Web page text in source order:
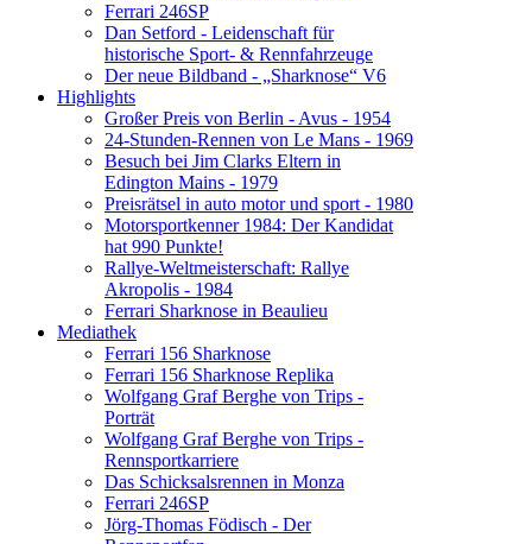
Ferrari 246SP
Dan Setford - Leidenschaft für
historische Sport- & Rennfahrzeuge
Der neue Bildband - „Sharknose“ V6
Highlights
Großer Preis von Berlin - Avus - 1954
24-Stunden-Rennen von Le Mans - 1969
Besuch bei Jim Clarks Eltern in
Edington Mains - 1979
Preisrätsel in auto motor und sport - 1980
Motorsportkenner 1984: Der Kandidat
hat 990 Punkte!
Rallye-Weltmeisterschaft: Rallye
Akropolis - 1984
Ferrari Sharknose in Beaulieu
Mediathek
Ferrari 156 Sharknose
Ferrari 156 Sharknose Replika
Wolfgang Graf Berghe von Trips -
Porträt
Wolfgang Graf Berghe von Trips -
Rennsportkarriere
Das Schicksalsrennen in Monza
Ferrari 246SP
Jörg-Thomas Födisch - Der